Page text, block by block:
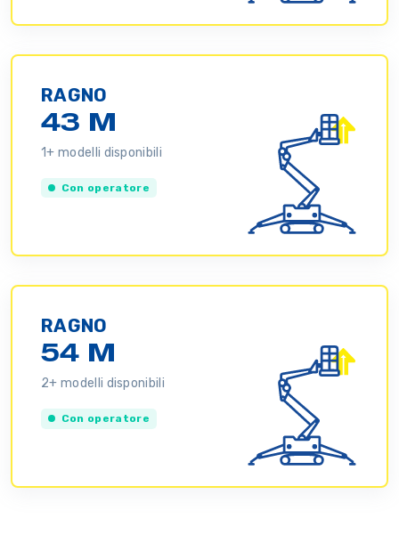
RAGNO
43 M
1+ modelli disponibili
Con operatore
RAGNO
54 M
2+ modelli disponibili
Con operatore